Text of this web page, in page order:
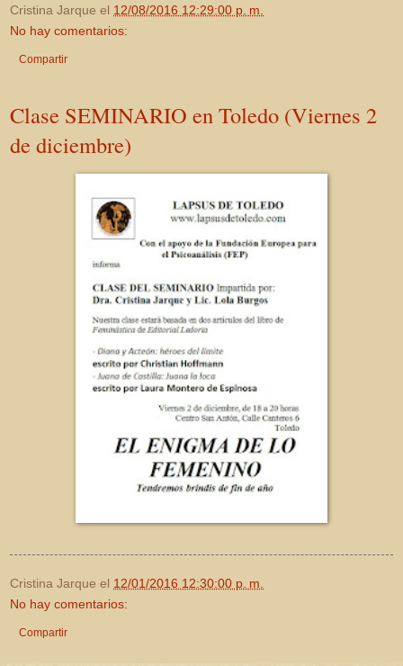
Cristina Jarque el 12/08/2016 12:29:00 p. m.
No hay comentarios:
Compartir
Clase SEMINARIO en Toledo (Viernes 2
de diciembre)
Cristina Jarque el 12/01/2016 12:30:00 p. m.
No hay comentarios:
Compartir